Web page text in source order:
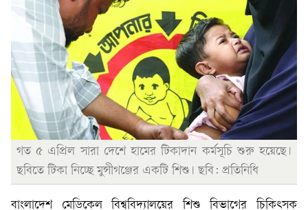
গত ৫ এপ্রিল সারা দেশে হামের টিকাদান কর্মসূচি শুরু হয়েছে।
ছবিতে টিকা নিচ্ছে মুন্সীগঞ্জের একটি শিশু। ছবি: প্রতিনিধি
বাংলাদেশ মেডিকেল বিশ্ববিদ্যালয়ের শিশু বিভাগের চিকিৎসক